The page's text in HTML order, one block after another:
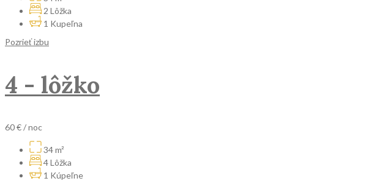
2 Lôžka
1 Kupeľna
Pozrieť izbu
4 - lôžko
60 €/ noc
34 m²
4 Lôžka
1 Kúpeľne